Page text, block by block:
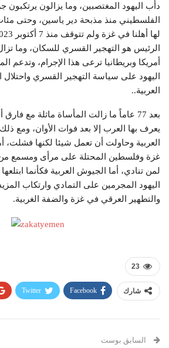
دأب اليهود المغتصبين، وما يزالون يرتكبون
الفلسطيني منذ مذبحة دير ياسين، وحتى
الرئيس هو التهجير القسري للسكان، وما
أمريكا وبريطانيا ترعى هذا الإجرام، وتدعم
اليهود على سياسة التهجير القسري واحتلال
العربية..
بعد 77 عاماً ما زالت المأساة ماثلة مع
يعرف بها العرب إلا بعد فوات الأوان، ومع
العربية وحاولت أن تعمل شيئا لكنها فشلت،
غزة وفلسطين المحتلة على مرأى ومسمع من
لمن تنادي، أما الجيوش العربية فكأنما
اليهود المجرمين على التمادي وارتكاب
والتطهير العرقي في غزة والضفة الغربية.
23
شارك Facebook
Twitter
السابق بوست